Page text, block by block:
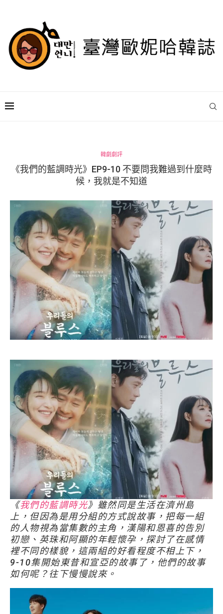
韓劇劇評
《我們的藍調時光》EP9-10 不要問我難過到什麼時
候，我就是不知道
《我們的藍調時光》雖然同是生活在濟州島
上，但因為是用分組的方式說故事，把每一組
的人物視為當集數的主角，漢陽和恩喜的告別
初戀、英珠和阿顯的年輕懷孕，探討了在感情
裡不同的樣貌，這兩組的好看程度不相上下，
9-10集開始東昔和宣亞的故事了，他們的故事
如何呢？往下慢慢說來。